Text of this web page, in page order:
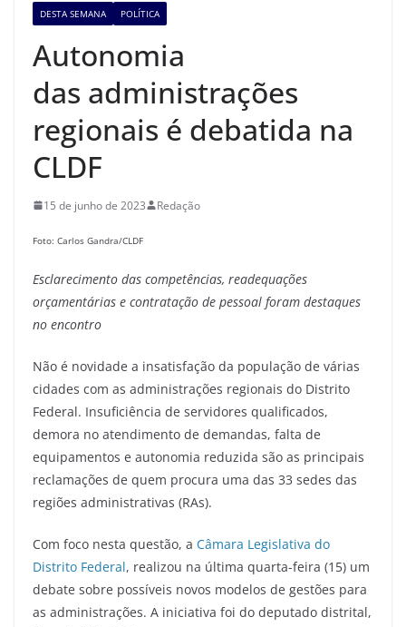
DESTA SEMANA POLÍTICA
Autonomia
das administrações
regionais é debatida na
CLDF
15 de junho de 2023 Redação
Foto: Carlos Gandra/CLDF
Esclarecimento das competências, readequações
orçamentárias e contratação de pessoal foram destaques
no encontro
Não é novidade a insatisfação da população de várias
cidades com as administrações regionais do Distrito
Federal. Insuficiência de servidores qualificados,
demora no atendimento de demandas, falta de
equipamentos e autonomia reduzida são as principais
reclamações de quem procura uma das 33 sedes das
regiões administrativas (RAs).
Com foco nesta questão, a Câmara Legislativa do
Distrito Federal, realizou na última quarta-feira (15) um
debate sobre possíveis novos modelos de gestões para
as administrações. A iniciativa foi do deputado distrital,